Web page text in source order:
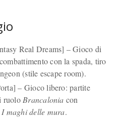
Real Dreams] – Gioco di
con la spada, tiro
(stile escape room).
– Gioco libero: partite
ruolo Brancalonia con
maghi delle mura.